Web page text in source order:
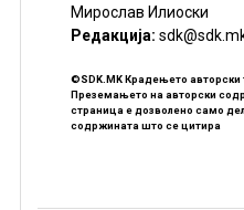
Мирослав Илиоски
Редакцијa:
©SDK.MK Крадењето авторски
Преземањето на авторски
страница е дозволено само
содржината што се цитира